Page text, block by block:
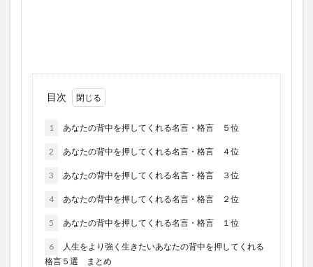
目次
1 あなたの背中を押してくれる名言・格言 ５位
2 あなたの背中を押してくれる名言・格言 ４位
3 あなたの背中を押してくれる名言・格言 ３位
4 あなたの背中を押してくれる名言・格言 ２位
5 あなたの背中を押してくれる名言・格言 １位
6
人生をより強く生きたいあなたの背中を押してくれる
格言５選 まとめ